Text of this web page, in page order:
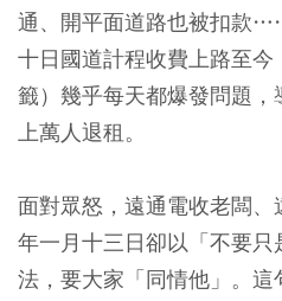
通、開平面道路也被扣款
十日國道計程收費上路至今
籤）幾乎每天都爆發問題
上萬人退租。
面對眾怒，遠通電收老闆、
年一月十三日卻以「不要
法，要大家「同情他」。